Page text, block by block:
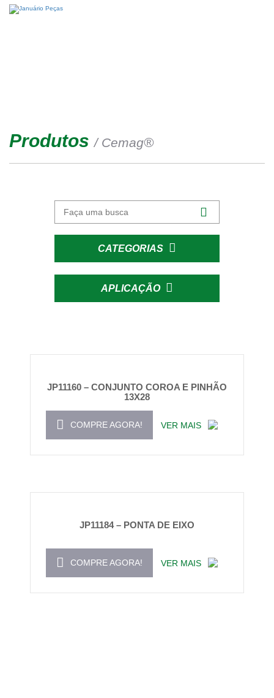
Produtos/ Cemag®
CATEGORIAS
APLICAÇÃO
JP11160 – CONJUNTO COROA E PINHÃO
13X28
COMPRE AGORA! VER MAIS
JP11184 – PONTA DE EIXO
COMPRE AGORA! VER MAIS